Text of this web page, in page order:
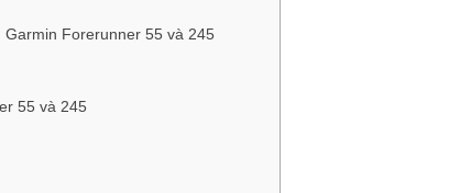
Forerunner 55 và 245
55 và 245